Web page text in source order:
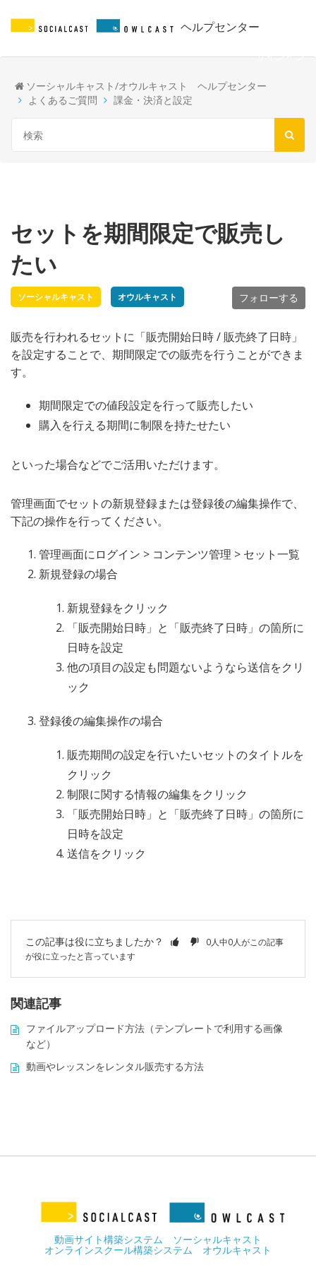
ヘルプセンター
サインイン
ソーシャルキャスト/オウルキャスト ヘルプセンター
よくあるご質問
課金・決済と設定
セットを期間限定で販売し
たい
フォローする
ソーシャルキャスト オウルキャスト
販売を行われるセットに「販売開始日時 / 販売終了日時」
を設定することで、期間限定での販売を行うことができま
す。
期間限定での値段設定を行って販売したい
購入を行える期間に制限を持たせたい
といった場合などでご活用いただけます。
管理画面でセットの新規登録または登録後の編集操作で、
下記の操作を行ってください。
管理画面にログイン > コンテンツ管理 > セット一覧
新規登録の場合
新規登録をクリック
「販売開始日時」と「販売終了日時」の箇所に
日時を設定
他の項目の設定も問題ないようなら送信をクリ
ック
登録後の編集操作の場合
販売期間の設定を行いたいセットのタイトルを
クリック
制限に関する情報の編集をクリック
「販売開始日時」と「販売終了日時」の箇所に
日時を設定
送信をクリック
この記事は役に立ちましたか？
0人中0人がこの記事
が役に立ったと言っています
関連記事
ファイルアップロード方法（テンプレートで利用する画像
など）
動画やレッスンをレンタル販売する方法
動画サイト構築システム ソーシャルキャスト
オンラインスクール構築システム オウルキャスト